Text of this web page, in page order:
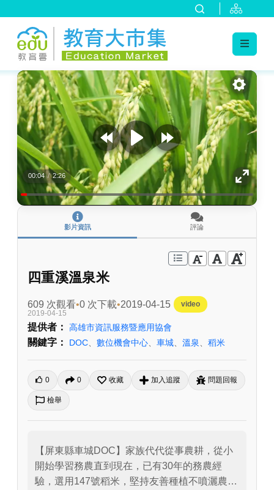
:::
00:04 / 2:26
影片資訊 評論
四重溪溫泉米
609 次觀看 0 次下載 2019-04-15
video
2019-04-15
提供者： 高雄市資訊服務暨應用協會
關鍵字： DOC 數位機會中心 車城 溫泉 稻米
0 0 收藏 加入追蹤 問題回報
檢舉
【屏東縣車城DOC】家族代代從事農耕，從小
開始學習務農直到現在，已有30年的務農經
驗，選用147號稻米，堅持友善種植不噴灑農